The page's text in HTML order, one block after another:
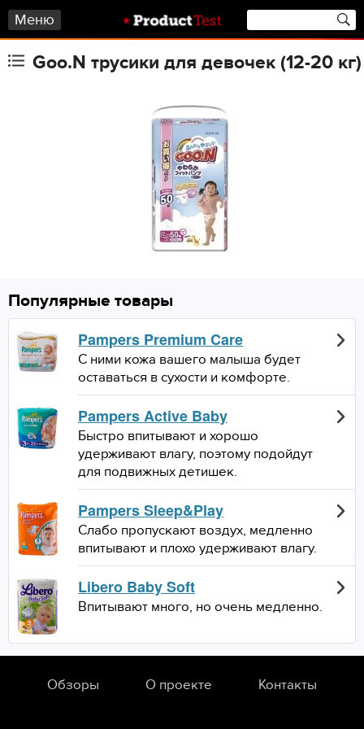
Меню
Goo.N трусики для девочек (12-20
Популярные товары
Pampers Premium Care
С ними кожа вашего малыша будет
оставаться в сухости и комфорте.
Pampers Active Baby
Быстро впитывают и хорошо
удерживают влагу, поэтому подойдут
для подвижных детишек.
Pampers Sleep&Play
Слабо пропускают воздух, медленно
впитывают и плохо удерживают влагу.
Libero Baby Soft
Впитывают много, но очень медленно.
Обзоры О проекте Контакты